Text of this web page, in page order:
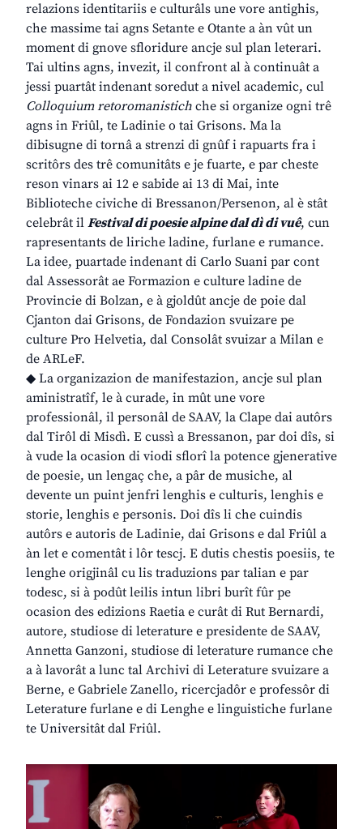
relazions identitariis e culturâls une vore antighis,
che massime tai agns Setante e Otante a àn vût un
moment di gnove sfloridure ancje sul plan leterari.
Tai ultins agns, invezit, il confront al à continuât a
jessi puartât indenant soredut a nivel academic, cul
Colloquium retoromanistich che si organize ogni trê
agns in Friûl, te Ladinie o tai Grisons. Ma la
dibisugne di tornâ a strenzi di gnûf i rapuarts fra i
scritôrs des trê comunitâts e je fuarte, e par cheste
reson vinars ai 12 e sabide ai 13 di Mai, inte
Biblioteche civiche di Bressanon/Persenon, al è stât
celebrât il Festival di poesie alpine dal dì di vuê, cun
rapresentants de liriche ladine, furlane e rumance.
La idee, puartade indenant di Carlo Suani par cont
dal Assessorât ae Formazion e culture ladine de
Provincie di Bolzan, e à gjoldût ancje de poie dal
Cjanton dai Grisons, de Fondazion svuizare pe
culture Pro Helvetia, dal Consolât svuizar a Milan e
de ARLeF.
◆ La organizazion de manifestazion, ancje sul plan
aministratîf, le à curade, in mût une vore
professionâl, il personâl de SAAV, la Clape dai autôrs
dal Tirôl di Misdì. E cussì a Bressanon, par doi dîs, si
à vude la ocasion di viodi sflorî la potence gjenerative
de poesie, un lengaç che, a pâr de musiche, al
devente un puint jenfri lenghis e culturis, lenghis e
storie, lenghis e personis. Doi dîs li che cuindis
autôrs e autoris de Ladinie, dai Grisons e dal Friûl a
àn let e comentât i lôr tescj. E dutis chestis poesiis, te
lenghe origjinâl cu lis traduzions par talian e par
todesc, si à podût leilis intun libri burît fûr pe
ocasion des edizions Raetia e curât di Rut Bernardi,
autore, studiose di leterature e presidente de SAAV,
Annetta Ganzoni, studiose di leterature rumance che
a à lavorât a lunc tal Archivi di Leterature svuizare a
Berne, e Gabriele Zanello, ricercjadôr e professôr di
Leterature furlane e di Lenghe e linguistiche furlane
te Universitât dal Friûl.